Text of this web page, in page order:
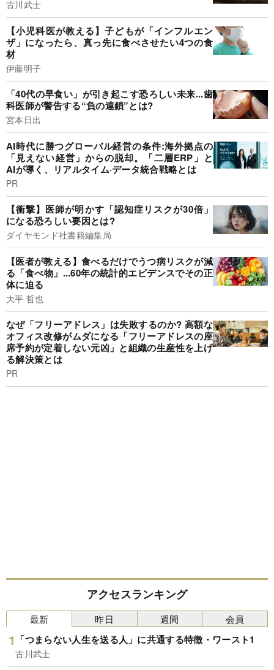
古川武士
【小児科医が教える】子どもが「インフルエン
ザ」になったら、真っ先に食べさせたい4つの食
材
伊藤明子
「40代の早食い」が引き起こす恐ろしい未来...歯
科医師が警告する“負の連鎖”とは?
宮本日出
AI時代に勝つグローバル経営の条件:海外拠点の
「見えない経営」からの脱却。「二層ERP」と
AIが導く、リアルタイム·データ統合戦略とは
PR
【衝撃】医師が明かす「認知症リスクが30倍」
になる恐ろしい要因とは?
ダイヤモンド社書籍編集局
【医者が教える】食べるだけでうつ病リスクが減
る「食べ物」...60年の統計的エビデンスでその正
体に迫る
大平 哲也
なぜ「フリーアドレス」は失敗するのか? 高額な
オフィス改修がムダになる「フリーアドレスの座
席予約が定着しない元凶」と組織の生産性を上げ
る解決策とは
PR
アクセスランキング
最新
「つまらない人生を送る人」に共通する特徴・ワースト1
古川武士
昨日 週間 会員